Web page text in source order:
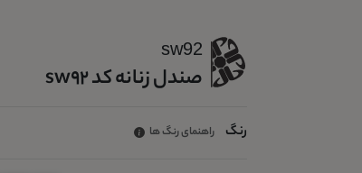
sw92
صندل زنانه کد sw92
رنگ راهنمای رنگ ها